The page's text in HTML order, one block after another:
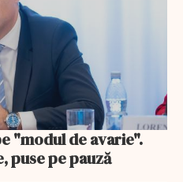
"modul de avarie".
puse pe pauză